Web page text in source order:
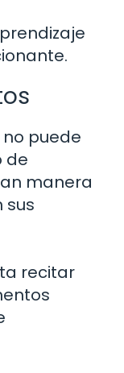
puede
de
manera
sus
recitar